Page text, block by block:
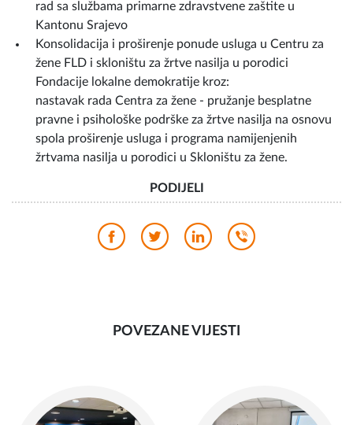
rad sa službama primarne zdravstvene zaštite u
Kantonu Srajevo
Konsolidacija i proširenje ponude usluga u Centru za
žene FLD i skloništu za žrtve nasilja u porodici
Fondacije lokalne demokratije kroz:
nastavak rada Centra za žene - pružanje besplatne
pravne i psihološke podrške za žrtve nasilja na osnovu
spola proširenje usluga i programa namijenjenih
žrtvama nasilja u porodici u Skloništu za žene.
PODIJELI
POVEZANE VIJESTI